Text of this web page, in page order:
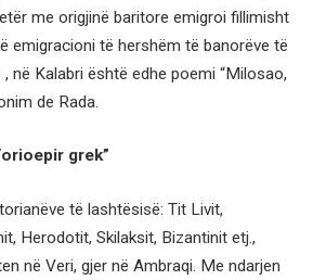
me origjinë baritore emigroi fillimisht
emigracioni të hershëm të banorëve të
në Kalabri është edhe poemi “Milosao,
de Rada.
grek”
të lashtësisë: Tit Livit,
Herodotit, Skilaksit, Bizantinit etj.,
në Veri, gjer në Ambraqi. Me ndarjen